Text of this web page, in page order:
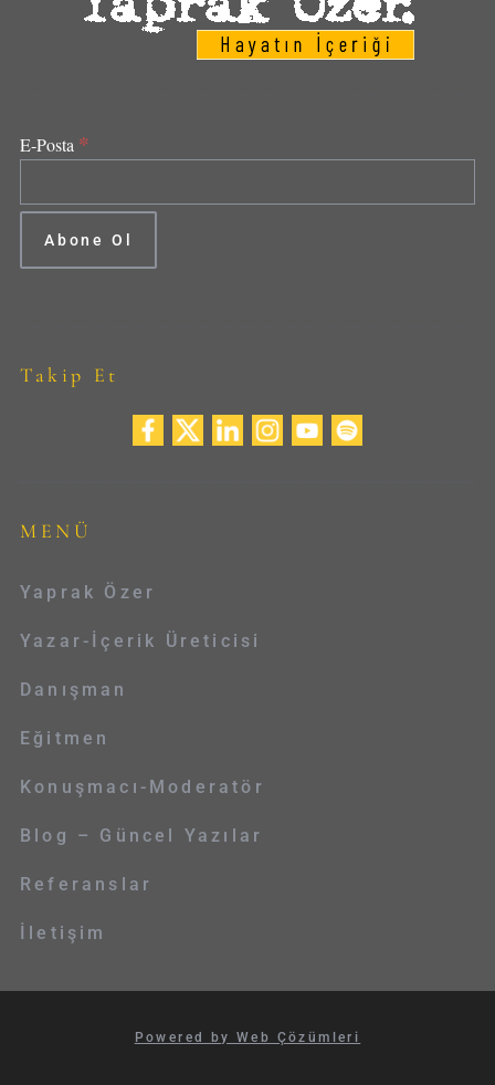
E-Posta *
Takip Et
MENÜ
Yaprak Özer
Yazar-İçerik Üreticisi
Danışman
Eğitmen
Konuşmacı-Moderatör
Blog – Güncel Yazılar
Referanslar
İletişim
Powered by Web Çözümleri